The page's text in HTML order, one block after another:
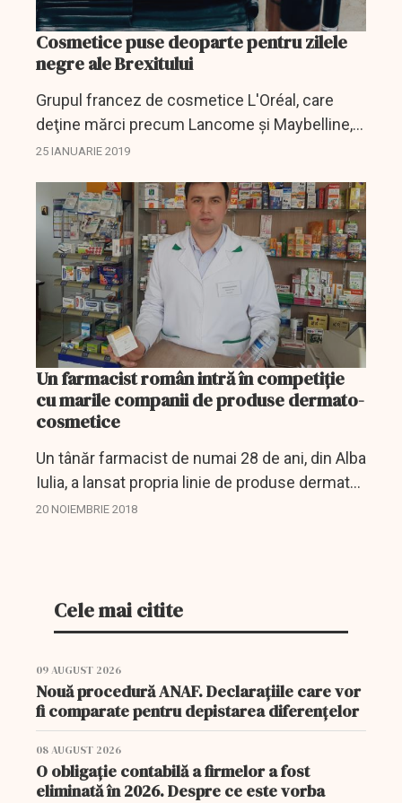
Cosmetice puse deoparte pentru zilele
negre ale Brexitului
Grupul francez de cosmetice L'Oréal, care
deţine mărci precum Lancome şi Maybelline, a
decis să îşi facă stocuri de produse
pentru toate...
25 IANUARIE 2019
Un farmacist român intră în competiție
cu marile companii de produse dermato-
cosmetice
Un tânăr farmacist de numai 28 de ani, din Alba
Iulia, a lansat propria linie de produse dermato-
cosmetice şi concurează de la egal la egal cu
20 NOIEMBRIE 2018
Cele mai citite
09 AUGUST 2026
Nouă procedură ANAF. Declarațiile care vor
fi comparate pentru depistarea diferențelor
08 AUGUST 2026
O obligație contabilă a firmelor a fost
eliminată în 2026. Despre ce este vorba